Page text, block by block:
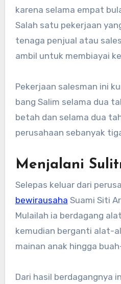
karena selama empat
Salah satu pekerjaan
tenaga penjual atau
ambil untuk membiayai
Pekerjaan salesman ini
bang Salim selama dua
betah dan selama dua
perusahaan sebanyak
Menjalani
Selepas keluar dari
bewirausaha Suami Siti
Mulailah ia berdagang
kemudian berganti alat-
mainan anak hingga
Dari hasil berdagangnya